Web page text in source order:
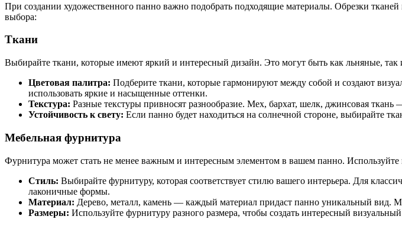
При создании художественного панно важно подобрать подходящие материалы. Обрезки
выбора:
Ткани
Выбирайте ткани, которые имеют яркий и интересный дизайн. Это могут быть как льняные,
Цветовая палитра: Подберите ткани, которые гармонируют между собой и создают
использовать яркие и насыщенные оттенки.
Текстура: Разные текстуры привносят разнообразие. Мех, бархат, шелк, джинсовая
Устойчивость к свету: Если панно будет находиться на солнечной стороне, выбирайте
Мебельная фурнитура
Фурнитура может стать не менее важным и интересным элементом в вашем панно.
Стиль: Выбирайте фурнитуру, которая соответствует стилю вашего интерьера. Для
лаконичные формы.
Материал: Дерево, металл, камень — каждый материал придаст панно уникальный вид.
Размеры: Используйте фурнитуру разного размера, чтобы создать интересный